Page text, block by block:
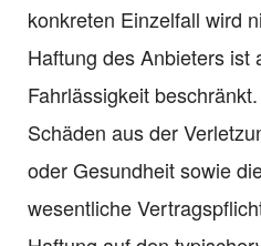
konkreten Einzelfall wird
Haftung des Anbieters ist
Fahrlässigkeit
Schäden aus der
oder Gesundheit sowie
wesentliche